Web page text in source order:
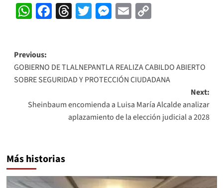
WhatsApp
Facebook
Threads
Twitter
Messenger
EmailCopy
Post
navigation
Previous:
GOBIERNO DE TLALNEPANTLA REALIZA CABILDO ABIERTO
SOBRE SEGURIDAD Y PROTECCIÓN CIUDADANA
Next:
Sheinbaum encomienda a Luisa María Alcalde analizar
aplazamiento de la elección judicial a 2028
Más historias